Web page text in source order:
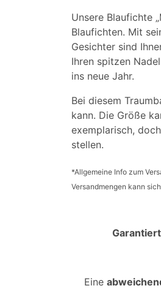
Unsere Blaufichte
Blaufichten. Mit
Gesichter sind
Ihren spitzen
ins neue Jahr.
Bei diesem
kann. Die Größe
exemplarisch,
stellen.
*Allgemeine Info zum
Versandmengen kann
Eine